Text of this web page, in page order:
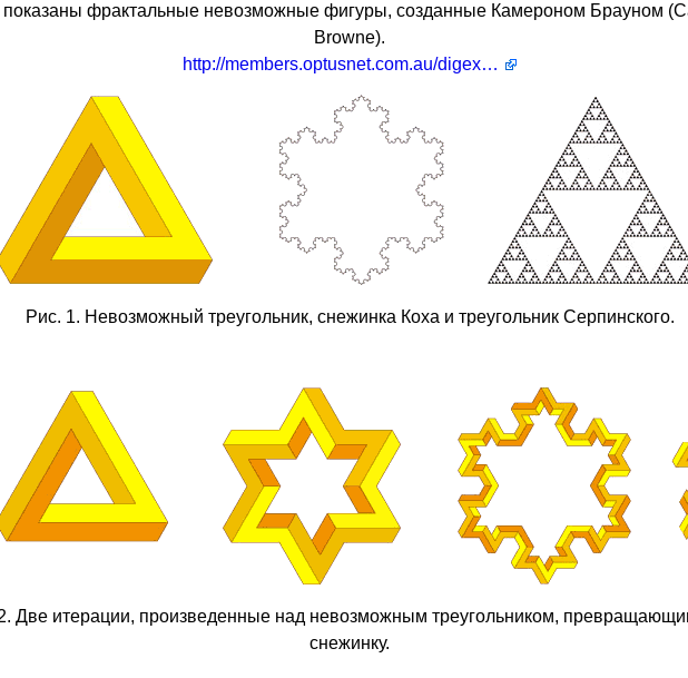
фрактальные невозможные фигуры, созданные Камероном Брауном
Browne).
http://members.optusnet.com.au/digex/impossible-fractals-figures/
Рис. 1. Невозможный треугольник, снежинка Коха и треугольник Серпинского.
Две итерации, произведенные над невозможным треугольником,
снежинку.